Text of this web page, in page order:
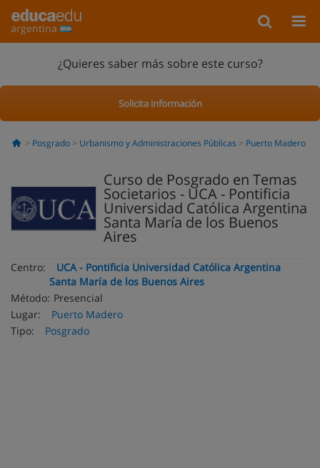
argentina
¿Quieres saber más sobre este curso?
Solicita información
Posgrado Urbanismo y Administraciones Públicas Puerto Madero
Curso de Posgrado en Temas
Societarios - UCA - Pontificia
Universidad Católica Argentina
Santa María de los Buenos
Aires
Centro:
UCA - Pontificia Universidad Católica Argentina
Santa María de los Buenos Aires
Método: Presencial
Lugar:
Puerto Madero
Tipo:
Posgrado